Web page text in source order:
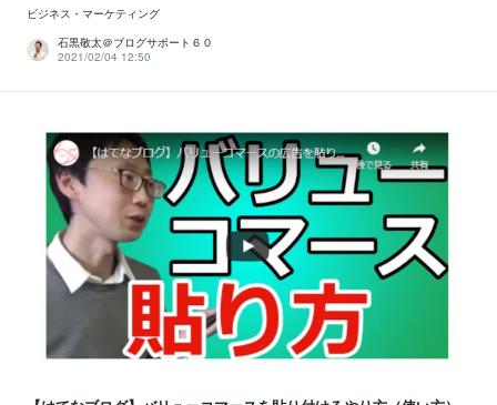
ビジネス・マーケティング
石黒敬太＠ブログサポート６０
2021/02/04 12:50